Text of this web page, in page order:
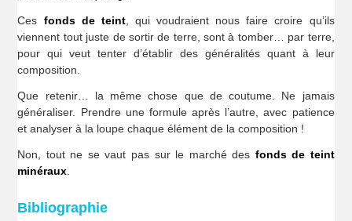
Ces fonds de teint, qui voudraient nous faire croire qu’ils
viennent tout juste de sortir de terre, sont à tomber… par terre,
pour qui veut tenter d’établir des généralités quant à leur
composition.
Que retenir… la même chose que de coutume. Ne jamais
généraliser. Prendre une formule après l’autre, avec patience
et analyser à la loupe chaque élément de la composition !
Non, tout ne se vaut pas sur le marché des fonds de teint
minéraux
Bibliographie